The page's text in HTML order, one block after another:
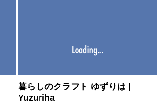
暮らしのクラフト ゆずりは |
Yuzuriha